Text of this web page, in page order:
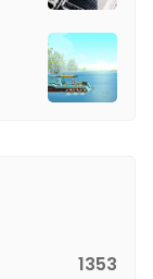
1353